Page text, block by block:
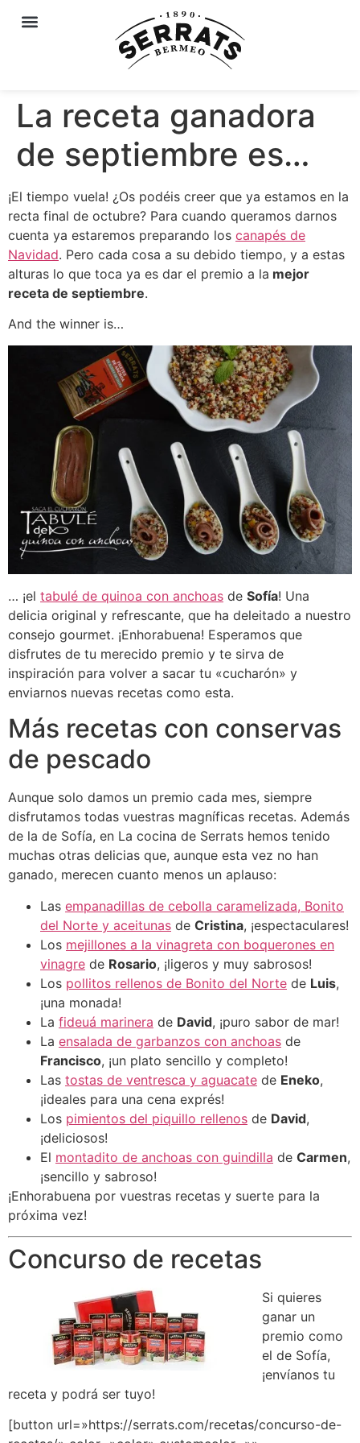
La receta ganadora
de septiembre es…
¡El tiempo vuela! ¿Os podéis creer que ya estamos en la
recta final de octubre? Para cuando queramos darnos
cuenta ya estaremos preparando los canapés de
Navidad. Pero cada cosa a su debido tiempo, y a estas
alturas lo que toca ya es dar el premio a la mejor
receta de septiembre.
And the winner is…
… ¡el tabulé de quinoa con anchoas de Sofía! Una
delicia original y refrescante, que ha deleitado a nuestro
consejo gourmet. ¡Enhorabuena! Esperamos que
disfrutes de tu merecido premio y te sirva de
inspiración para volver a sacar tu «cucharón» y
enviarnos nuevas recetas como esta.
Más recetas con conservas
de pescado
Aunque solo damos un premio cada mes, siempre
disfrutamos todas vuestras magníficas recetas. Además
de la de Sofía, en La cocina de Serrats hemos tenido
muchas otras delicias que, aunque esta vez no han
ganado, merecen cuanto menos un aplauso:
Las empanadillas de cebolla caramelizada, Bonito
del Norte y aceitunas de Cristina, ¡espectaculares!
Los mejillones a la vinagreta con boquerones en
vinagre de Rosario, ¡ligeros y muy sabrosos!
Los pollitos rellenos de Bonito del Norte de Luis,
¡una monada!
La fideuá marinera de David, ¡puro sabor de mar!
La ensalada de garbanzos con anchoas de
Francisco, ¡un plato sencillo y completo!
Las tostas de ventresca y aguacate de Eneko,
¡ideales para una cena exprés!
Los pimientos del piquillo rellenos de David,
¡deliciosos!
El montadito de anchoas con guindilla de Carmen,
¡sencillo y sabroso!
¡Enhorabuena por vuestras recetas y suerte para la
próxima vez!
Concurso de recetas
Si quieres
ganar un
premio como
el de Sofía,
¡envíanos tu
receta y podrá ser tuyo!
[button url=»https://serrats.com/recetas/concurso-de-